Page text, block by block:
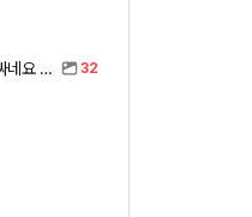
아반떼 풀체인지 가격 나왔는데 진짜 비싸네요 ㅎㅎ 32